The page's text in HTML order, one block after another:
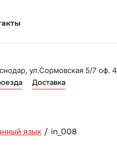
ул.Сормовская 5/7 оф. 4
Доставка
язык / in_008